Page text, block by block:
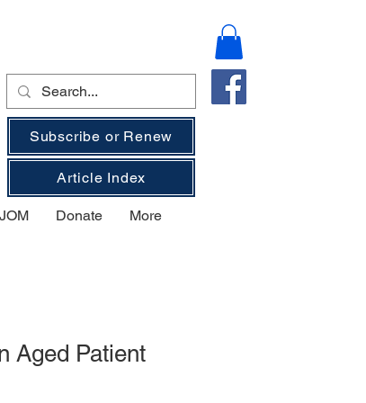
Subscribe or Renew
Article Index
Donate More
Aged Patient